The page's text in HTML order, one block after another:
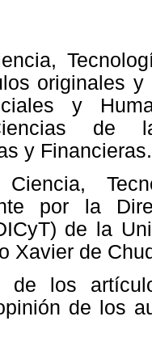
originales
y
de
y Financieras.
por la
de la
Xavier de
de los
de los